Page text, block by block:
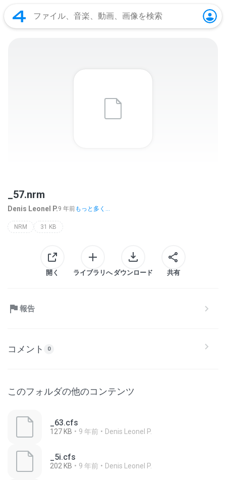
_57.nrm
Denis Leonel P.9 年前もっと多く...
NRM 31 KB
開く ライブラリへ ダウンロード 共有
報告
コメント 0
このフォルダの他のコンテンツ
_63.cfs
127 KB 9 年前 Denis Leonel P.
_5i.cfs
202 KB 9 年前 Denis Leonel P.